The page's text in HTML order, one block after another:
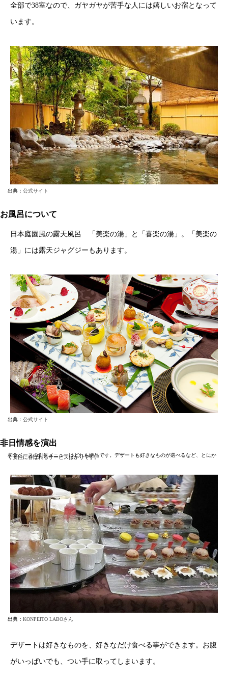
全部で38室なので、ガヤガヤが苦手な人には嬉しいお宿となって
います。
出典： 公式サイト
お風呂について
日本庭園風の露天風呂 「美楽の湯」と「喜楽の湯」。「美楽の
湯」には露天ジャグジーもあります。
出典： 公式サイト
非日情感を演出
和食ベースの創作メニューはどれも絶品です。デザートも好きなものが選べるなど、とにか
く女性に喜ばれるサービスばかりです。
出典： KONPEITO LABOさん
デザートは好きなものを、好きなだけ食べる事ができます。お腹
がいっぱいでも、つい手に取ってしまいます。